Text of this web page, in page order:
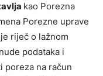
kao Porezna
Porezne uprave
riječ o lažnom
podataka i
poreza na račun